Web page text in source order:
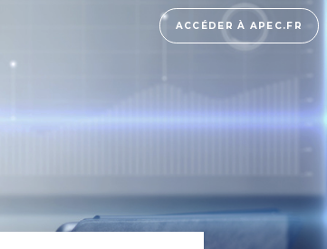
ACCÉDER À APEC.FR